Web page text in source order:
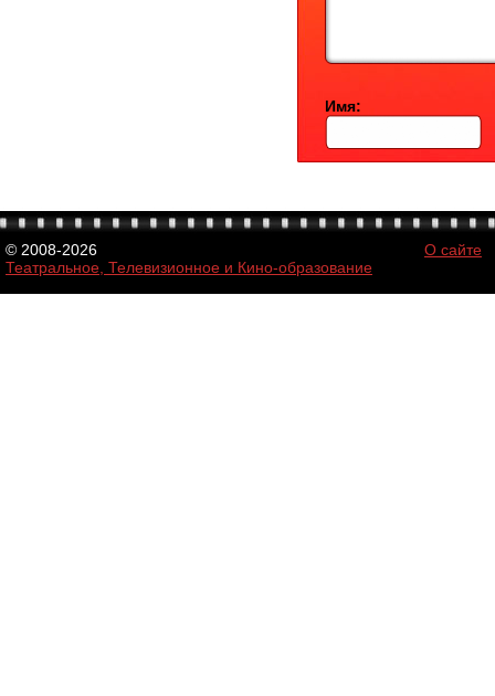
Имя:
© 2008-2026
Театральное, Телевизионное и Кино-образование
О сайте